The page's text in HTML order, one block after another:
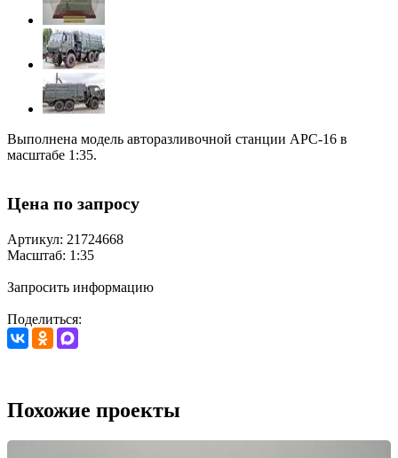
Выполнена модель авторазливочной станции АРС-16 в
масштабе 1:35.
Цена по запросу
Артикул: 21724668
Масштаб: 1:35
Запросить информацию
Поделиться:
Похожие проекты